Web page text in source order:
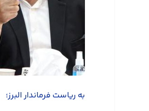
به ریاست فرماندار البرز؛